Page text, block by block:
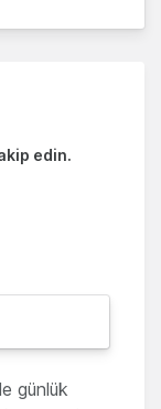
edin.
günlük